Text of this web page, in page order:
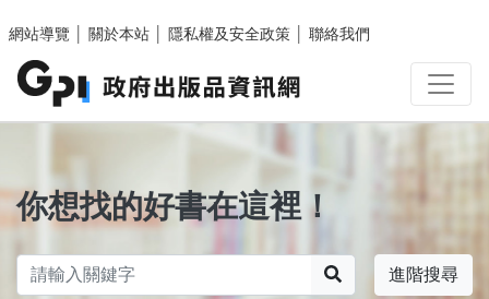
網站導覽
關於本站 隱私權及安全政策 聯絡我們
你想找的好書在這裡！
進階搜尋